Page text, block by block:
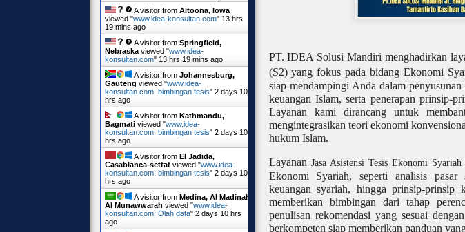
A visitor from Altoona, Iowa
viewed "www.idea-konsultan.com" 13 hrs
19 mins ago
A visitor from Springfield,
Nebraskaviewed "www.idea-
konsultan.com" 13 hrs 19 mins ago
A visitor from Johannesburg,
Gauteng viewed "www.idea-
konsultan.com: bimbingan tesis" 2 days 10
hrs ago
A visitor from Kathmandu,
Bagmativiewed "www.idea-
konsultan.com: bimbingan tesis" 2 days 10
hrs ago
A visitor from El Jadida,
Casablanca-settatviewed "www.idea-
konsultan.com: bimbingan tesis" 2 days 10
hrs ago
A visitor from Medina, Al Madinah
Al Munawwarah viewed "www.idea-
konsultan.com: Olah data" 2 days 10 hrs
ago
PT. IDEA Solusi Mandiri menghadirkan
(S2) yang fokus pada bidang Ekonomi
siap mendampingi Anda dalam
keuangan Islam, serta penerapan prinsip-
Layanan kami dirancang untuk
mengintegrasikan teori ekonomi
hukum Islam.
Layanan Jasa Asistensi Tesis Ekonomi Syariah
Ekonomi Syariah, seperti analisis
keuangan syariah, hingga prinsip-
memberikan bimbingan dari tahap
penulisan rekomendasi yang sesuai
berkompeten siap memberikan panduan